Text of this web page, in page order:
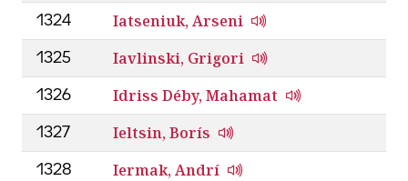
1324 Iatseniuk, Arseni
1325 Iavlinski, Grigori
1326 Idriss Déby, Mahamat
1327 Ieltsin, Borís
1328 Iermak, Andrí